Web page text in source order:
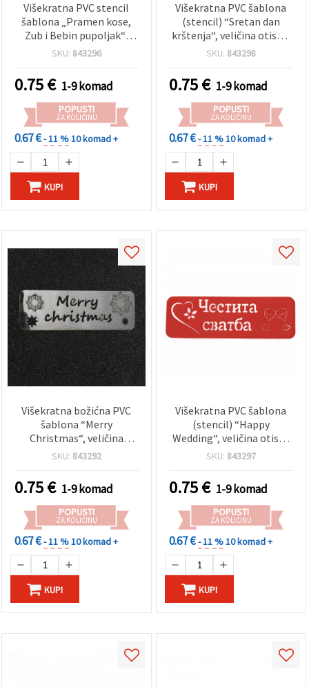
Višekratna PVC stencil
šablona „Pramen kose,
Zub i Bebin pupoljak“,
veličina otiska: 14 x 4 cm
SKU: 843296
0.75€ 1-9 komad
POPUSTI
ZA KOLIČINU
0.67 €- 11 %10 komad +
KUPI
Višekratna PVC šablona
(stencil) “Sretan dan
krštenja“, veličina otiska:
13,6 x 3,5 cm
SKU: 843298
0.75€ 1-9 komad
POPUSTI
ZA KOLIČINU
0.67 €- 11 %10 komad +
KUPI
Višekratna božićna PVC
šablona “Merry
Christmas“, veličina
otiska: 14 x 4 cm
SKU: 843292
0.75€ 1-9 komad
POPUSTI
ZA KOLIČINU
0.67 €- 11 %10 komad +
KUPI
Višekratna PVC šablona
(stencil) “Happy
Wedding“, veličina otiska
14 x 4,3 cm
SKU: 843297
0.75€ 1-9 komad
POPUSTI
ZA KOLIČINU
0.67 €- 11 %10 komad +
KUPI